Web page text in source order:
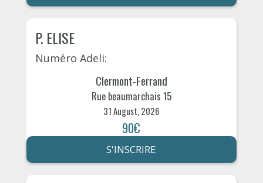
P. ELISE
Numéro Adeli:
Clermont-Ferrand
Rue beaumarchais 15
31 August, 2026
90€
S'INSCRIRE